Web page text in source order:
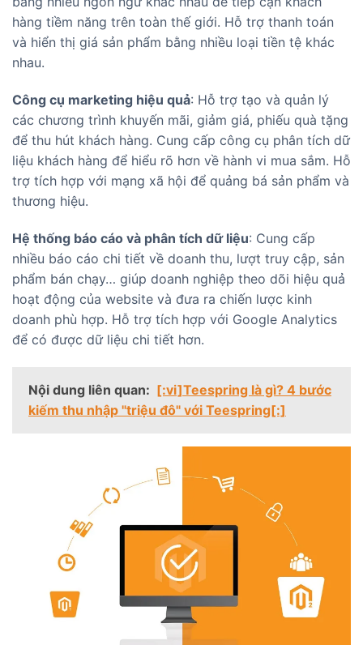
hàng tiềm năng trên toàn thế giới. Hỗ trợ thanh toán
và hiển thị giá sản phẩm bằng nhiều loại tiền tệ khác
nhau.
Công cụ marketing hiệu quả: Hỗ trợ tạo và quản lý
các chương trình khuyến mãi, giảm giá, phiếu quà tặng
để thu hút khách hàng. Cung cấp công cụ phân tích dữ
liệu khách hàng để hiểu rõ hơn về hành vi mua sắm. Hỗ
trợ tích hợp với mạng xã hội để quảng bá sản phẩm và
thương hiệu.
Hệ thống báo cáo và phân tích dữ liệu: Cung cấp
nhiều báo cáo chi tiết về doanh thu, lượt truy cập, sản
phẩm bán chạy… giúp doanh nghiệp theo dõi hiệu quả
hoạt động của website và đưa ra chiến lược kinh
doanh phù hợp. Hỗ trợ tích hợp với Google Analytics
để có được dữ liệu chi tiết hơn.
Nội dung liên quan: [:vi]Teespring là gì? 4 bước
kiếm thu nhập "triệu đô" với Teespring[:]